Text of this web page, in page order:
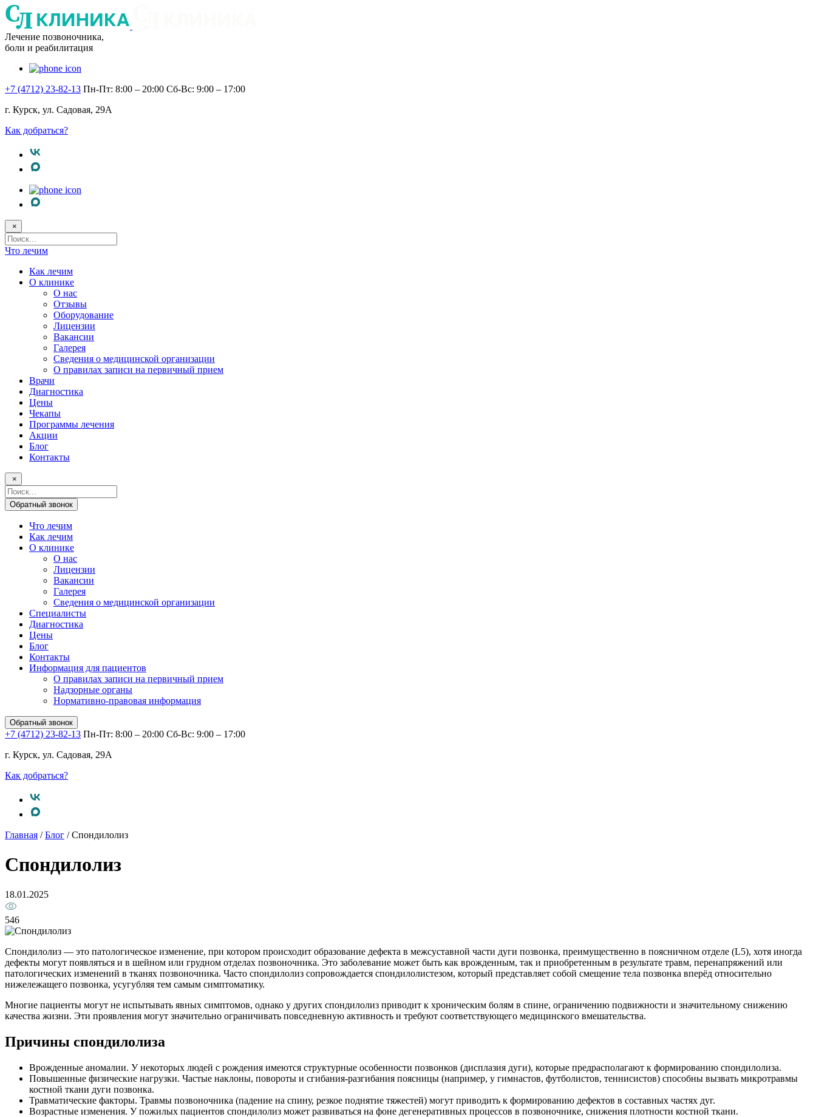
Лечение позвоночника,
боли и реабилитация
+7 (4712) 23-82-13 Пн-Пт: 8:00 – 20:00 Сб-Вс: 9:00 – 17:00
г. Курск, ул. Садовая, 29А
Как добраться?
×
Поисковый
запрос
Что лечим
Как лечим
О клинике
О нас
Отзывы
Оборудование
Лицензии
Вакансии
Галерея
Сведения о медицинской организации
О правилах записи на первичный прием
Врачи
Диагностика
Цены
Чекапы
Программы лечения
Акции
Блог
Контакты
×
Поисковый
запрос
Обратный звонок
Что лечим
Как лечим
О клинике
О нас
Лицензии
Вакансии
Галерея
Сведения о медицинской организации
Специалисты
Диагностика
Цены
Блог
Контакты
Информация для пациентов
О правилах записи на первичный прием
Надзорные органы
Нормативно-правовая информация
Обратный звонок
+7 (4712) 23-82-13 Пн-Пт: 8:00 – 20:00 Сб-Вс: 9:00 – 17:00
г. Курск, ул. Садовая, 29А
Как добраться?
Главная /Блог /Спондилолиз
Спондилолиз
18.01.2025
546
Спондилолиз — это патологическое изменение, при котором происходит образование дефекта в межсуставной части дуги позвонка, преимущественно в поясничном отделе (L5), хотя иногда
дефекты могут появляться и в шейном или грудном отделах позвоночника. Это заболевание может быть как врожденным, так и приобретенным в результате травм, перенапряжений или
патологических изменений в тканях позвоночника. Часто спондилолиз сопровождается спондилолистезом, который представляет собой смещение тела позвонка вперёд относительно
нижележащего позвонка, усугубляя тем самым симптоматику.
Многие пациенты могут не испытывать явных симптомов, однако у других спондилолиз приводит к хроническим болям в спине, ограничению подвижности и значительному снижению
качества жизни. Эти проявления могут значительно ограничивать повседневную активность и требуют соответствующего медицинского вмешательства.
Причины спондилолиза
Врожденные аномалии. У некоторых людей с рождения имеются структурные особенности позвонков (дисплазия дуги), которые предрасполагают к формированию спондилолиза.
Повышенные физические нагрузки. Частые наклоны, повороты и сгибания-разгибания поясницы (например, у гимнастов, футболистов, теннисистов) способны вызвать микротравмы
костной ткани дуги позвонка.
Травматические факторы. Травмы позвоночника (падение на спину, резкое поднятие тяжестей) могут приводить к формированию дефектов в составных частях дуг.
Возрастные изменения. У пожилых пациентов спондилолиз может развиваться на фоне дегенеративных процессов в позвоночнике, снижения плотности костной ткани.